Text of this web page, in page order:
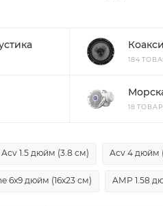
184
18
Acv 1.5 дюйм (3.8 см) Acv 4 дюйм
6x9 дюйм (16x23 см) AMP 1.58